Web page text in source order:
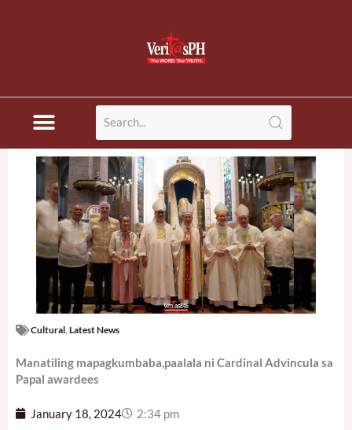
Cultural Latest News
Manatiling mapagkumbaba,paalala ni Cardinal Advincula sa
Papal awardees
January 18, 2024 2:34 pm